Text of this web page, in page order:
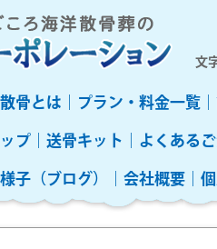
文
骨とは プラン・料金一覧
プ
送骨キット よくある
子（ブログ）
会社概要